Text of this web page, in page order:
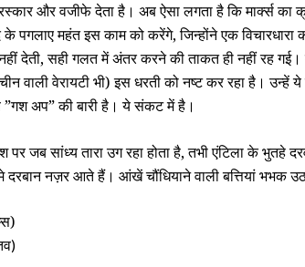
और वजीफे देता है। अब ऐसा लगता है कि मार्क्‍स का
के पगलाए महंत इस काम को करेंगे, जिन्‍होंने एक
नहीं देती, सही गलत में अंतर करने की ताकत ही नहीं रह
वाली वेरायटी भी) इस धरती को नष्‍ट कर रहा है।
”गश अप” की बारी है। ये संकट में है।
जब सांध्‍य तारा उग रहा होता है, तभी एंटिला के भुतहे
दरबान नज़र आते हैं। आंखें चौंधियाने वाली बत्तियां भभक